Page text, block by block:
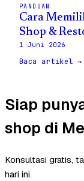
PANDUAN
Cara
Shop &
1 Juni 2026
Baca artikel →
Siap
shop di
Konsultasi gratis,
hari ini.